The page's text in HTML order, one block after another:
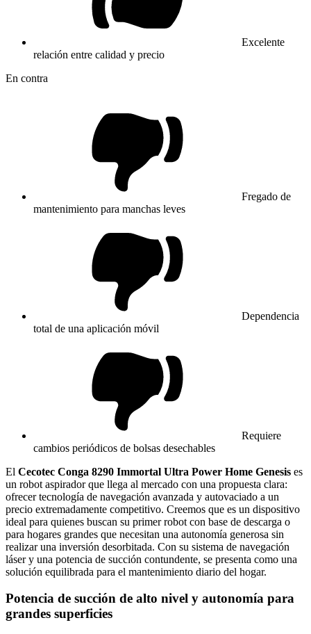
Excelente
relación entre calidad y precio
En contra
Fregado de
mantenimiento para manchas leves
Dependencia
total de una aplicación móvil
Requiere
cambios periódicos de bolsas desechables
El Cecotec Conga 8290 Immortal Ultra Power Home Genesis es
un robot aspirador que llega al mercado con una propuesta clara:
ofrecer tecnología de navegación avanzada y autovaciado a un
precio extremadamente competitivo. Creemos que es un dispositivo
ideal para quienes buscan su primer robot con base de descarga o
para hogares grandes que necesitan una autonomía generosa sin
realizar una inversión desorbitada. Con su sistema de navegación
láser y una potencia de succión contundente, se presenta como una
solución equilibrada para el mantenimiento diario del hogar.
Potencia de succión de alto nivel y autonomía para
grandes superficies